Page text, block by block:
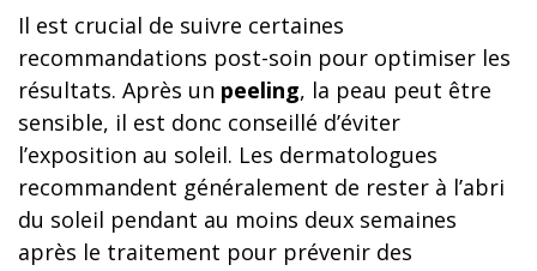
Il est crucial de suivre certaines
recommandations post-soin pour optimiser les
résultats. Après un peeling, la peau peut être
sensible, il est donc conseillé d’éviter
l’exposition au soleil. Les dermatologues
recommandent généralement de rester à l’abri
du soleil pendant au moins deux semaines
après le traitement pour prévenir des